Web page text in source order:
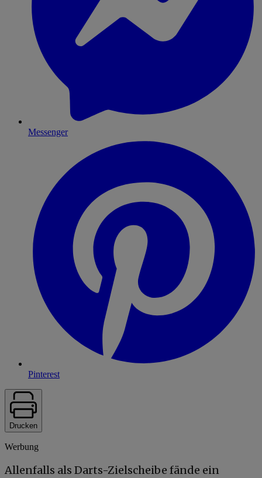
Messenger
Pinterest
Drucken
Werbung
Allenfalls als Darts-Zielscheibe fände ein